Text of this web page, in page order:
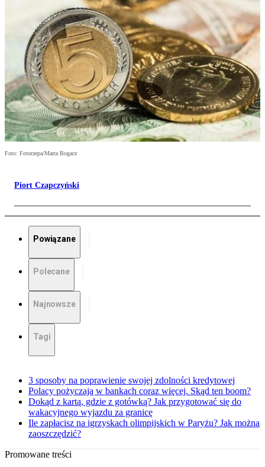
Foto: Fotorzepa/Marta Bogacz
Piort Czapczyński
Powiązane
Polecane
Najnowsze
Tagi
3 sposoby na poprawienie swojej zdolności kredytowej
Polacy pożyczają w bankach coraz więcej. Skąd ten boom?
Dokąd z kartą, gdzie z gotówką? Jak przygotować się do
wakacyjnego wyjazdu za granicę
Ile zapłacisz na igrzyskach olimpijskich w Paryżu? Jak można
zaoszczędzić?
Promowane treści